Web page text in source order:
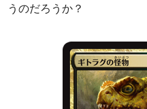
うのだろうか？